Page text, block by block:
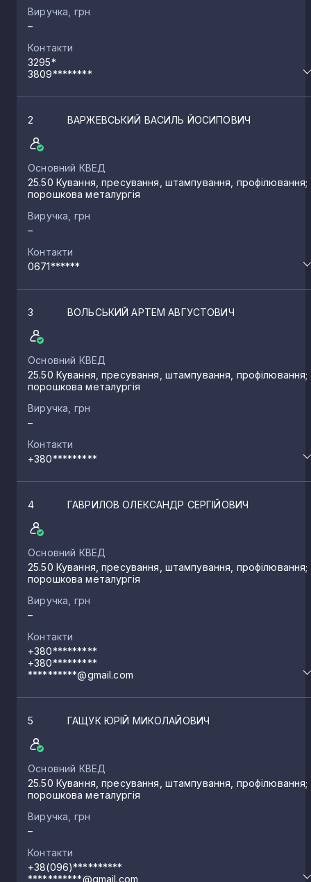
Виручка, грн
–
Контакти
3295*
3809********
2 ВАРЖЕВСЬКИЙ ВАСИЛЬ ЙОСИПОВИЧ
Основний КВЕД
25.50 Кування, пресування, штампування, профілювання;
порошкова металургія
Виручка, грн
–
Контакти
0671******
3 ВОЛЬСЬКИЙ АРТЕМ АВГУСТОВИЧ
Основний КВЕД
25.50 Кування, пресування, штампування, профілювання;
порошкова металургія
Виручка, грн
–
Контакти
+380*********
4 ГАВРИЛОВ ОЛЕКСАНДР СЕРГІЙОВИЧ
Основний КВЕД
25.50 Кування, пресування, штампування, профілювання;
порошкова металургія
Виручка, грн
–
Контакти
+380*********
+380*********
**********@gmail.com
5 ГАЩУК ЮРІЙ МИКОЛАЙОВИЧ
Основний КВЕД
25.50 Кування, пресування, штампування, профілювання;
порошкова металургія
Виручка, грн
–
Контакти
+38(096)**********
***********@gmail.com